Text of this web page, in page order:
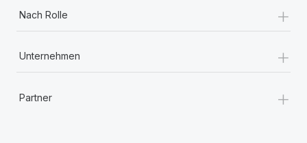
Nach Rolle +
Unternehmen +
Partner +